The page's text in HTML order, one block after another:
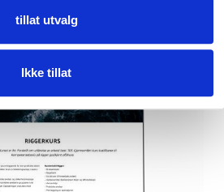
tillat utvalg
Ikke tillat